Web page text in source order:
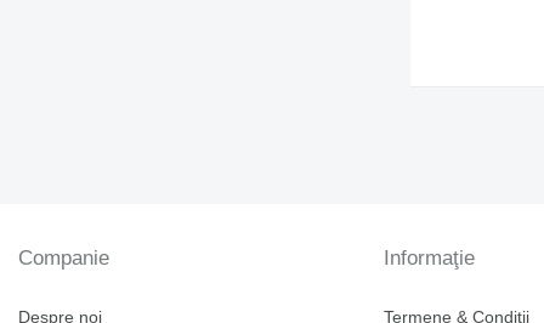
Companie
Despre noi
Informaţie
Termene & Condiții